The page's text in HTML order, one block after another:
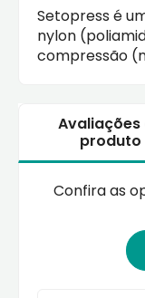
Setopress é
nylon
compressão
Avaliações
produto
Confira as